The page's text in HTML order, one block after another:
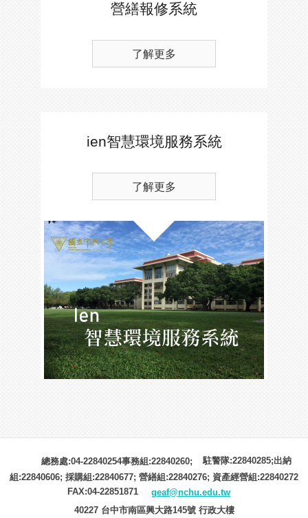
營繕報修系統
了解更多
ien智慧環境服務系統
了解更多
總務處:04-22840254事務組:22840260;
駐警隊:22840285;出納
組:22840606; 採購組:22840677; 營繕組:22840276; 資產經營組:22840272
FAX:04-22851871
geaf@nchu.edu.tw
40227 台中市南區興大路145號 行政大樓